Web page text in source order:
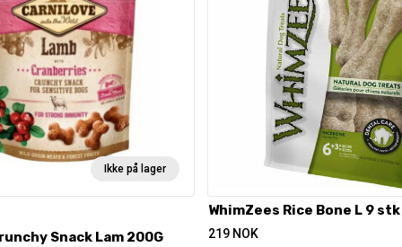
Ikke på lager
Snack Lam 200G
WhimZees Rice Bone L 9 stk
219 NOK